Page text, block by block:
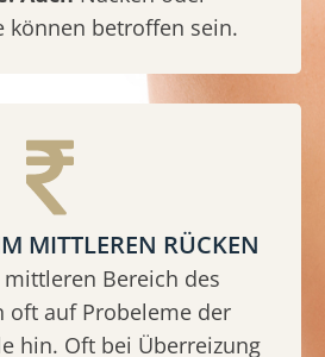
können betroffen sein.
MITTLEREN RÜCKEN
mittleren Bereich des
oft auf Probeleme der
hin. Oft bei Überreizung